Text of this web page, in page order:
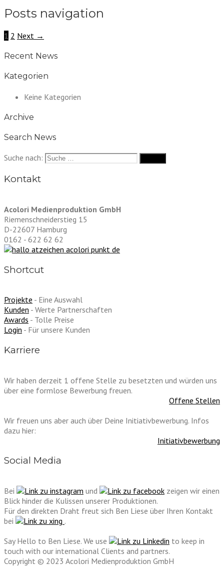
Posts navigation
1 2 Next →
Recent News
Kategorien
Keine Kategorien
Archive
Search News
Suche nach:
Kontakt
Acolori Medienproduktion GmbH
Riemenschneiderstieg 15
D-22607 Hamburg
0162 - 622 62 62
Shortcut
Projekte - Eine Auswahl
Kunden - Werte Partnerschaften
Awards - Tolle Preise
Login - Für unsere Kunden
Karriere
Wir haben derzeit 1 offene Stelle zu besetzten und würden uns
über eine formlose Bewerbung freuen.
Offene Stellen
Wir freuen uns aber auch über Deine Initiativbewerbung. Infos
dazu hier:
Initiativbewerbung
Social Media
Bei und
zeigen wir einen
Blick hinder die Kulissen unserer Produktionen.
Für den direkten Draht freut sich Ben Liese über Ihren Kontakt
bei
.
Say Hello to Ben Liese. We use
to keep in
touch with our international Clients and partners.
Copyright © 2023 Acolori Medienproduktion GmbH